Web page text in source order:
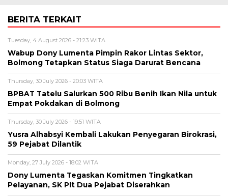
BERITA TERKAIT
Tuesday, 4 August 2026 - 21:23 WITA
Wabup Dony Lumenta Pimpin Rakor Lintas Sektor,
Bolmong Tetapkan Status Siaga Darurat Bencana
Thursday, 30 July 2026 - 20:03 WITA
BPBAT Tatelu Salurkan 500 Ribu Benih Ikan Nila untuk
Empat Pokdakan di Bolmong
Thursday, 30 July 2026 - 19:51 WITA
Yusra Alhabsyi Kembali Lakukan Penyegaran Birokrasi,
59 Pejabat Dilantik
Monday, 27 July 2026 - 18:02 WITA
Dony Lumenta Tegaskan Komitmen Tingkatkan
Pelayanan, SK Plt Dua Pejabat Diserahkan